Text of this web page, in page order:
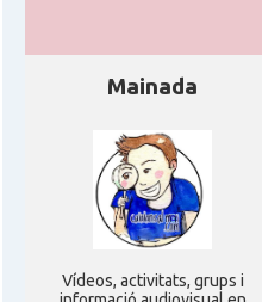
Mainada
Ví­deos, activitats, grups i